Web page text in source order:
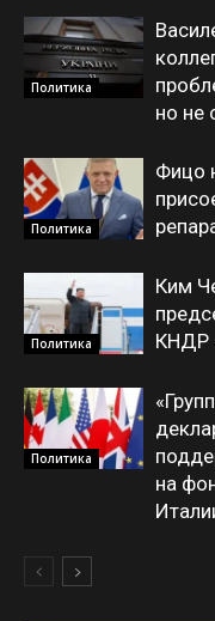
Политика
но не
Политика
Фицо
Политика
Ким
КНДР
Политика
на